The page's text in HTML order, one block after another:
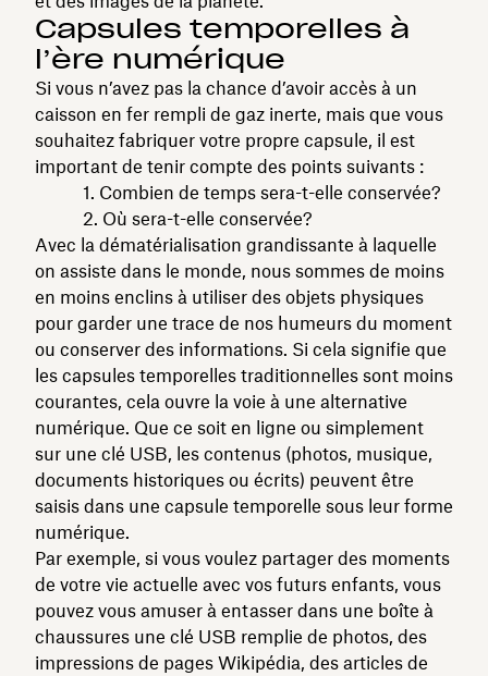
Capsules temporelles à
l’ère numérique
Si vous n’avez pas la chance d’avoir accès à un
caisson en fer rempli de gaz inerte, mais que vous
souhaitez fabriquer votre propre capsule, il est
important de tenir compte des points suivants :
1. Combien de temps sera-t-elle conservée?
2. Où sera-t-elle conservée?
Avec la dématérialisation grandissante à laquelle
on assiste dans le monde, nous sommes de moins
en moins enclins à utiliser des objets physiques
pour garder une trace de nos humeurs du moment
ou conserver des informations. Si cela signifie que
les capsules temporelles traditionnelles sont moins
courantes, cela ouvre la voie à une alternative
numérique. Que ce soit en ligne ou simplement
sur une clé USB, les contenus (photos, musique,
documents historiques ou écrits) peuvent être
saisis dans une capsule temporelle sous leur forme
numérique.
Par exemple, si vous voulez partager des moments
de votre vie actuelle avec vos futurs enfants, vous
pouvez vous amuser à entasser dans une boîte à
chaussures une clé USB remplie de photos, des
impressions de pages Wikipédia, des articles de